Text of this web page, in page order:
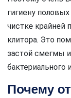
гигиену
чистке крайней
клитора. Это
застой смегмы
бактериального
Почему